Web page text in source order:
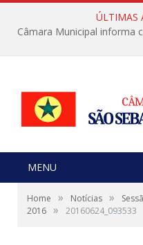
ÚLTIMAS
MENU
Home » Notícias »
2016 » 20160624_093533